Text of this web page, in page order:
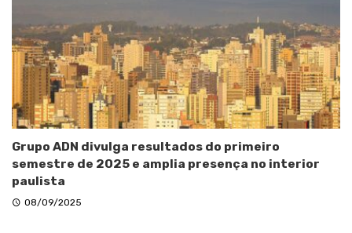
Grupo ADN divulga resultados do primeiro
semestre de 2025 e amplia presença no interior
paulista
08/09/2025